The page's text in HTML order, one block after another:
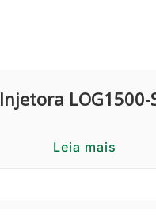
Injetora LOG1500-
Leia mais